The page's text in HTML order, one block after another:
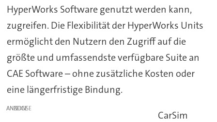
HyperWorks Software genutzt werden kann,
zugreifen. Die Flexibilität der HyperWorks Units
ermöglicht den Nutzern den Zugriff auf die
größte und umfassendste verfügbare Suite an
CAE Software – ohne zusätzliche Kosten oder
eine längerfristige Bindung.
ANZEIGE
CarSim